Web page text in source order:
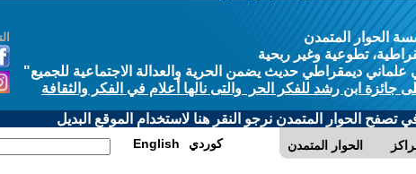
الحوار المتمدن
تطوعية وغير ربحية
ديمقراطي حديث يضمن الحرية والعدالة الاجتماعية للجميع"
جائزة ابن رشد للفكر الحر والتى نالها أعلام في الفكر والثقافة
تصفح الحوار المتمدن نرجو النقر هنا لاستخدام الموقع البديل
الحوار المتمدن English كوردي